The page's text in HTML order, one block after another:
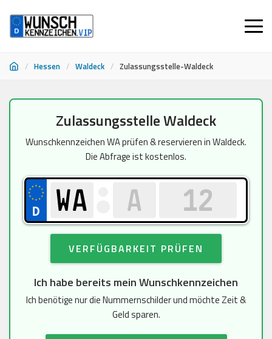
/ Hessen / Waldeck / Zulassungsstelle-Waldeck
springen
Zulassungsstelle Waldeck
Wunschkennzeichen WA prüfen & reservieren in Waldeck.
Die Abfrage ist kostenlos.
VERFÜGBARKEIT PRÜFEN
Ich habe bereits mein Wunschkennzeichen
Ich benötige nur die Nummernschilder und möchte Zeit &
Geld sparen.